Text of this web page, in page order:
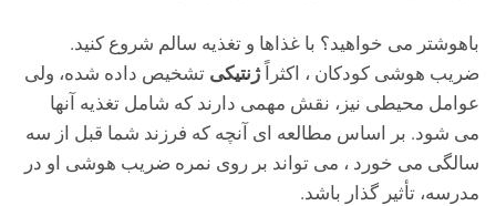
باهوشتر می خواهید؟ با غذاها و تغذیه سالم شروع کنید.
ضریب هوشی کودکان ، اکثراًژنتیکی تشخیص داده شده، ولی
عوامل محیطی نیز، نقش مهمی دارند که شامل تغذیه آنها
می شود. بر اساس مطالعه ای آنچه که فرزند شما قبل از سه
سالگی می خورد ، می تواند بر روی نمره ضریب هوشی او در
مدرسه، تأثیر گذار باشد.